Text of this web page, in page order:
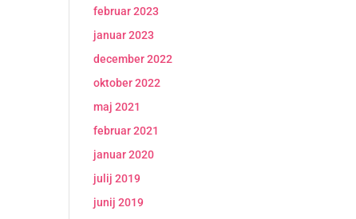
februar 2023
januar 2023
december 2022
oktober 2022
maj 2021
februar 2021
januar 2020
julij 2019
junij 2019